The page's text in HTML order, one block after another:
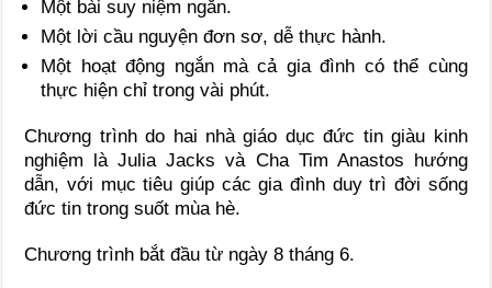
Một bài suy niệm ngắn.
Một lời cầu nguyện đơn sơ, dễ thực hành.
Một hoạt động ngắn mà cả gia đình có thể cùng
thực hiện chỉ trong vài phút.
Chương trình do hai nhà giáo dục đức tin giàu kinh
nghiệm là Julia Jacks và Cha Tim Anastos hướng
dẫn, với mục tiêu giúp các gia đình duy trì đời sống
đức tin trong suốt mùa hè.
Chương trình bắt đầu từ ngày 8 tháng 6.